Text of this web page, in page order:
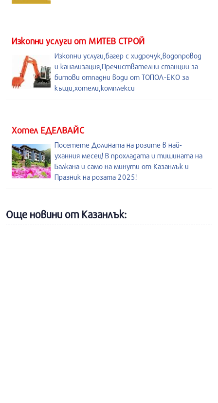
Изкопни услуги от МИТЕВ СТРОЙ
Изкопни услуги,багер с хидрочук,водопровод
и канализация,Пречиствателни станции за
битови отпадни води от ТОПОЛ-ЕКО за
къщи,хотели,комплекси
Хотел ЕДЕЛВАЙС
Посетете Долината на розите в най-
уханния месец! В прохладата и тишината на
Балкана и само на минути от Казанлък и
Празник на розата 2025!
Още новини от Казанлък: